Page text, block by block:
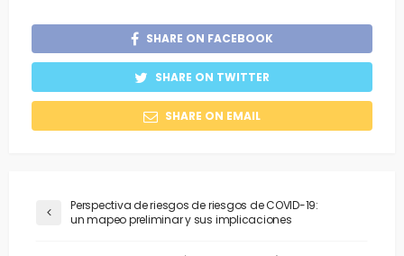
SHARE ON FACEBOOK
SHARE ON TWITTER
SHARE ON EMAIL
Perspectiva de riesgos de riesgos de COVID-19:
un mapeo preliminar y sus implicaciones